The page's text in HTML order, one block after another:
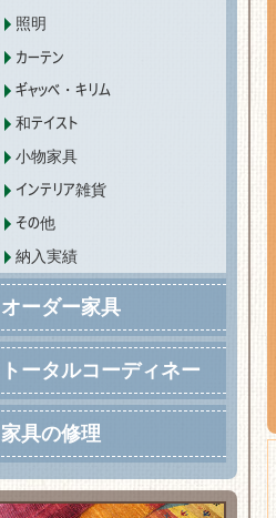
照明
カーテン
ギャッベ・キリム
和テイスト
小物家具
インテリア雑貨
その他
納入実績
オーダー家具
トータルコーディネー
ト
家具の修理